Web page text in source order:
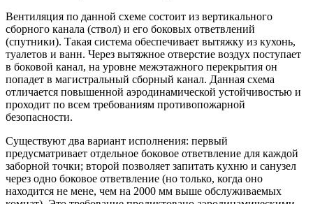
Вентиляция по данной схеме состоит из вертикального
сборного канала (ствол) и его боковых ответвлений
(спутники). Такая система обеспечивает вытяжку из кухонь,
туалетов и ванн. Через вытяжное отверстие воздух поступает
в боковой канал, на уровне межэтажного перекрытия он
попадет в магистральный сборный канал. Данная схема
отличается повышенной аэродинамической устойчивостью и
проходит по всем требованиям противопожарной
безопасности.
Существуют два вариант исполнения: первый
предусматривает отдельное боковое ответвление для каждой
заборной точки; второй позволяет запитать кухню и санузел
через одно боковое ответвление (но только, когда оно
находится не мене, чем на 2000 мм выше обслуживаемых